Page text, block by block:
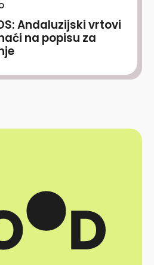
Andaluzijski vrtovi
na popisu za